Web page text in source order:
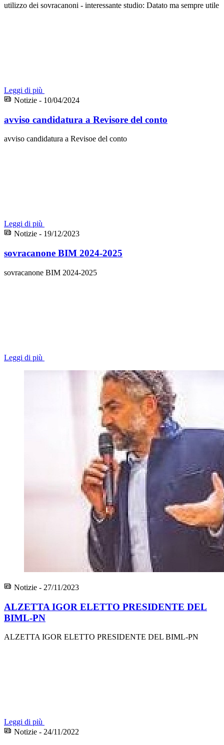
utilizzo dei sovracanoni - interessante studio: Datato ma sempre utile
Leggi di più
Notizie - 10/04/2024
avviso candidatura a Revisore del conto
avviso candidatura a Revisoe del conto
Leggi di più
Notizie - 19/12/2023
sovracanone BIM 2024-2025
sovracanone BIM 2024-2025
Leggi di più
Notizie - 27/11/2023
ALZETTA IGOR ELETTO PRESIDENTE DEL
BIML-PN
ALZETTA IGOR ELETTO PRESIDENTE DEL BIML-PN
Leggi di più
Notizie - 24/11/2022